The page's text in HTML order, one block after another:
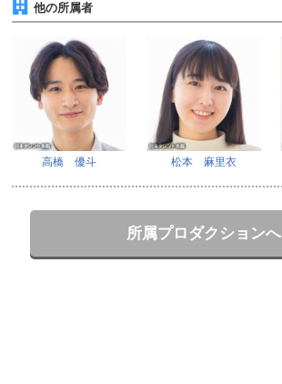
他の所属者
高橋 優斗 松本 麻里衣
所属プロダクションへ